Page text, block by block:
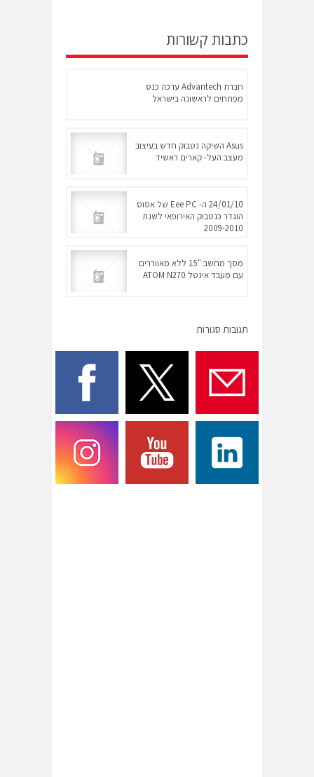
כתבות קשורות
חברת Advantech ערכה כנס
מפתחים לראשונה בישראל
Asus השיקה נטבוק חדש בעיצוב
מעצב העל- קארים ראשיד
24/01/10 ה- Eee PC של אסוס
הוגדר כנטבוק האירופאי לשנת
2009-2010
מסך מחשב "15 ללא מאווררים
עם מעבד אינטל ATOM N270
תגובות סגורות